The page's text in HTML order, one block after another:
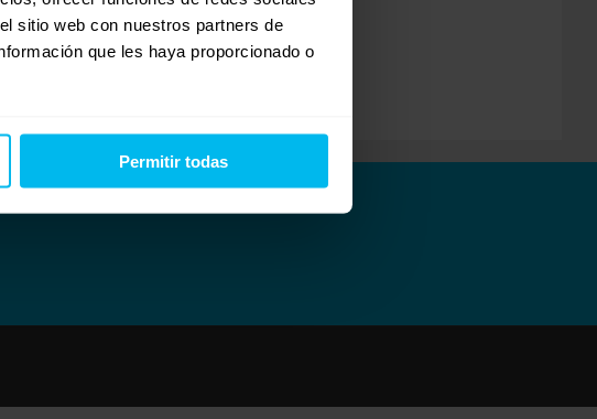
sitio web con nuestros partners de
que les haya proporcionado o
Permitir todas